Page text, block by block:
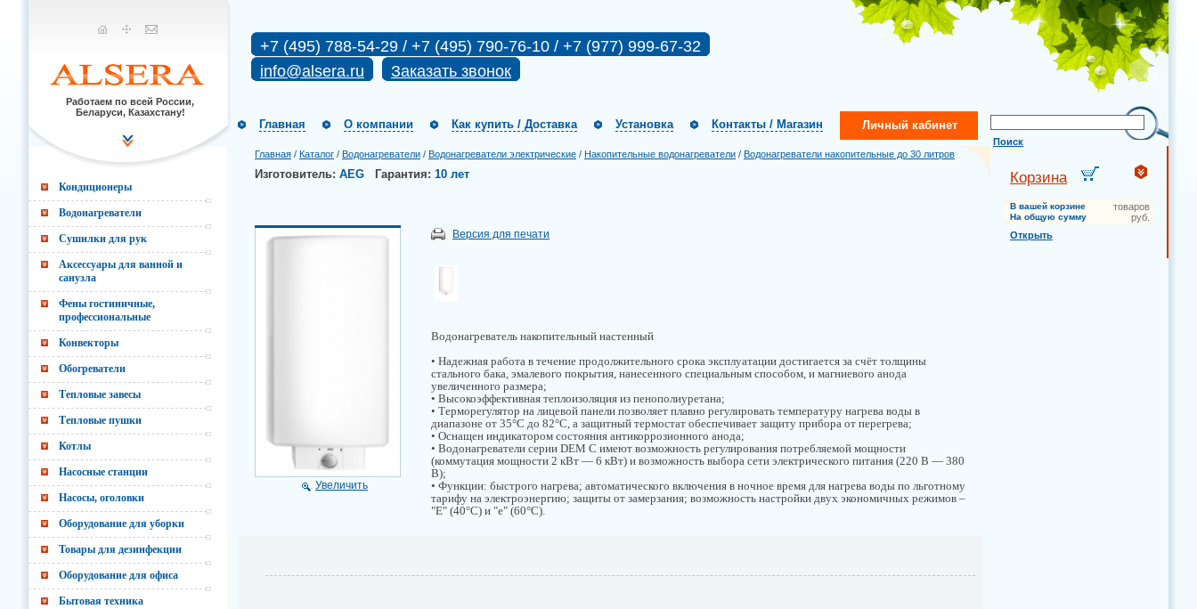
Работаем по всей России,
Беларуси, Казахстану!
+7 (495) 788-54-29 / +7 (495) 790-76-10 / +7 (977) 999-67-32
info@alsera.ru
Заказать звонок
Поиск
Главная О компании Как купить / Доставка Установка Контакты / Магазин Личный кабинет
Главная / Каталог / Водонагреватели / Водонагреватели электрические / Накопительные водонагреватели / Водонагреватели накопительные до 30 литров
Изготовитель: AEG Гарантия: 10 лет
Увеличить
Версия для печати
Водонагреватель накопительный настенный
• Надежная работа в течение продолжительного срока эксплуатации достигается за счёт толщины
стального бака, эмалевого покрытия, нанесенного специальным способом, и магниевого анода
увеличенного размера;
• Высокоэффективная теплоизоляция из пенополиуретана;
• Терморегулятор на лицевой панели позволяет плавно регулировать температуру нагрева воды в
диапазоне от 35°С до 82°С, а защитный термостат обеспечивает защиту прибора от перегрева;
• Оснащен индикатором состояния антикоррозионного анода;
• Водонагреватели серии DEM C имеют возможность регулирования потребляемой мощности
(коммутация мощности 2 кВт — 6 кВт) и возможность выбора сети электрического питания (220 В — 380
В);
• Функции: быстрого нагрева; автоматического включения в ночное время для нагрева воды по льготному
тарифу на электроэнергию; защиты от замерзания; возможность настройки двух экономичных режимов –
"Е" (40°С) и "е" (60°С).
Кондиционеры
Водонагреватели
Сушилки для рук
Аксессуары для ванной и
санузла
Фены гостиничные,
профессиональные
Конвекторы
Обогреватели
Тепловые завесы
Тепловые пушки
Котлы
Насосные станции
Насосы, оголовки
Оборудование для уборки
Товары для дезинфекции
Оборудование для офиса
Бытовая техника
Корзина
В вашей корзине товаров
На общую сумму
руб.
Открыть